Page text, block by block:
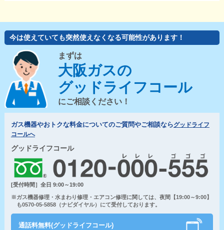
今は使えていても突然使えなくなる可能性があります！
まずは
大阪ガスの
グッドライフコール
にご相談ください！
ガス機器やおトクな料金についてのご質問やご相談ならグッドライフ
コールへ
グッドライフコール
[受付時間］全日 9:00～19:00
※ガス機器修理・水まわり修理・エアコン修理に関しては、夜間【19:00～9:00】
も0570-05-5858（ナビダイヤル）にて受付しております。
通話料無料(グッドライフコール)